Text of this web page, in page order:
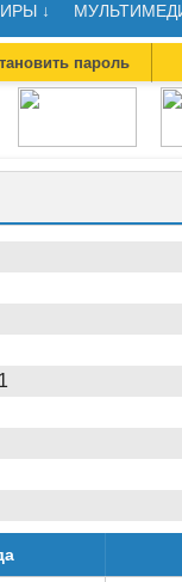
↓
пароль